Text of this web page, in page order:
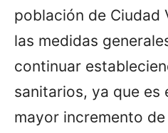
población de Ciudad
las medidas
continuar
sanitarios, ya que es
mayor incremento